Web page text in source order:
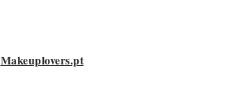
Makeuplovers.pt